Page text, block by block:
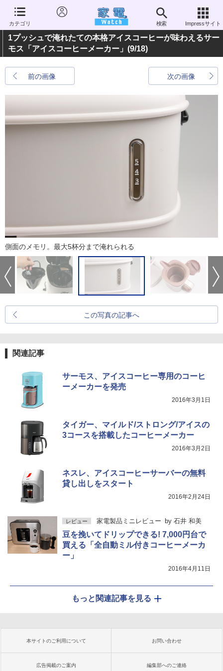
カテゴリ 検索 Impressサイト
1プッシュで淹れたての本格アイスコーヒーが味わえるサー
モス「アイスコーヒーメーカー」 (9/18)
前の画像 次の画像
側面のメモリ。最大5杯分まで淹れられる
この写真の記事へ
関連記事
サーモス、アイスコーヒー専用のコーヒ
ーメーカーを発売
2016年3月1日
タイガー、マイルド/ストロング/アイスの
3コースを搭載したコーヒーメーカー
2016年3月2日
ネスレ、アイスコーヒーサーバーの無料
貸し出しをスタート
2016年2月24日
レビュー 家電製品ミニレビュー by 石井 和美
豆を挽いてドリップできる! 7,000円台で
買える「全自動ミル付きコーヒーメーカ
ー」
2016年4月11日
もっと関連記事を見る
本サイトのご利用について お問い合わせ
広告掲載のご案内 編集部へのご連絡